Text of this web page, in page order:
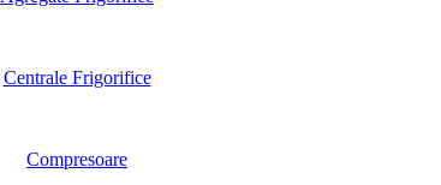
Centrale Frigorifice
Compresoare